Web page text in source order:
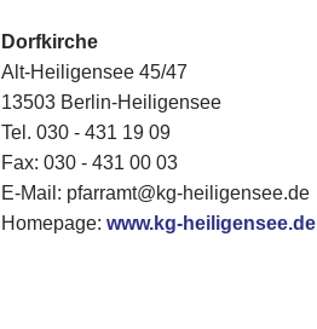
Dorfkirche
Alt-Heiligensee 45/47
13503 Berlin-Heiligensee
Tel. 030 - 431 19 09
Fax: 030 - 431 00 03
E-Mail: pfarramt@kg-heiligensee.de
Homepage:www.kg-heiligensee.de